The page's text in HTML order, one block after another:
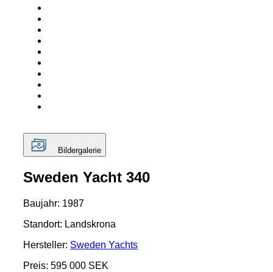
Bildergalerie
Sweden Yacht 340
Baujahr: 1987
Standort: Landskrona
Hersteller: Sweden Yachts
Preis: 595 000 SEK